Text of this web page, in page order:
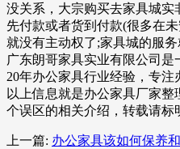
没关系，大宗购买去家具城
先付款或者货到付款(很多在
就没有主动权了;家具城的服务
广东朗哥家具实业有限公司是
20年办公家具行业经验，专注
以上信息就是办公家具厂家
个误区的相关介绍，转载请标
上一篇: 办公家具该如何保养